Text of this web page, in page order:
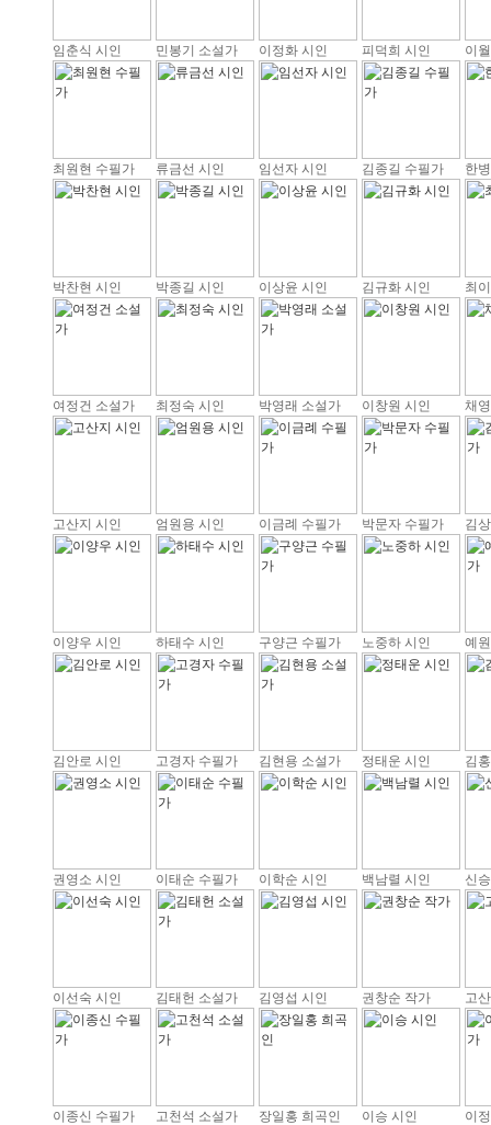
임춘식 시인 민봉기 소설가 이정화 시인 피덕희 시인 이
최원현 수필가 류금선 시인 임선자 시인 김종길 수필가 한
박찬현 시인 박종길 시인 이상윤 시인 김규화 시인 최
여정건 소설가 최정숙 시인 박영래 소설가 이창원 시인 채
고산지 시인 엄원용 시인 이금례 수필가 박문자 수필가 김
이양우 시인 하태수 시인 구양근 수필가 노중하 시인 예
김안로 시인 고경자 수필가 김현용 소설가 정태운 시인 김
권영소 시인 이태순 수필가 이학순 시인 백남렬 시인 신
이선숙 시인 김태헌 소설가 김영섭 시인 권창순 작가 고
이종신 수필가 고천석 소설가 장일홍 희곡인 이승 시인 이